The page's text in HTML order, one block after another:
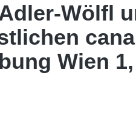
Wölfl
Wien 1,